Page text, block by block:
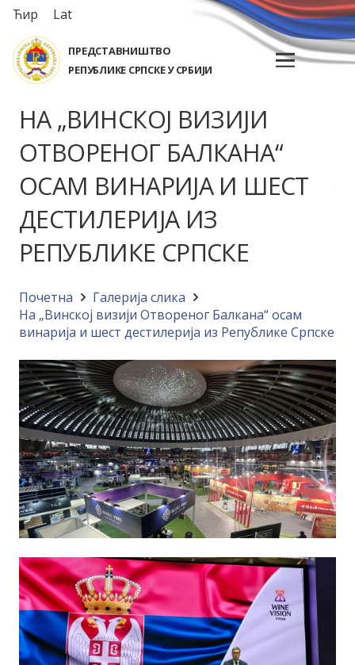
Ћир Lat
ПРЕДСТАВНИШТВО
РЕПУБЛИКЕ СРПСКЕ У СРБИЈИ
НА „ВИНСКОЈ ВИЗИЈИ
ОТВОРЕНОГ БАЛКАНА“
ОСАМ ВИНАРИЈА И ШЕСТ
ДЕСТИЛЕРИЈА ИЗ
РЕПУБЛИКЕ СРПСКЕ
Почетна
Галерија слика
На „Винској визији Отвореног Балкана“ осам
винарија и шест дестилерија из Републике Српске